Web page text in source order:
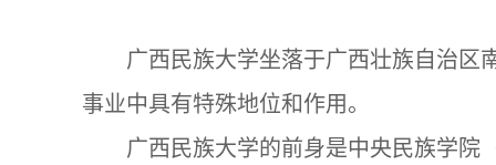
广西民族大学坐落于广西壮族自治区
事业中具有特殊地位和作用。
广西民族大学的前身是中央民族学院